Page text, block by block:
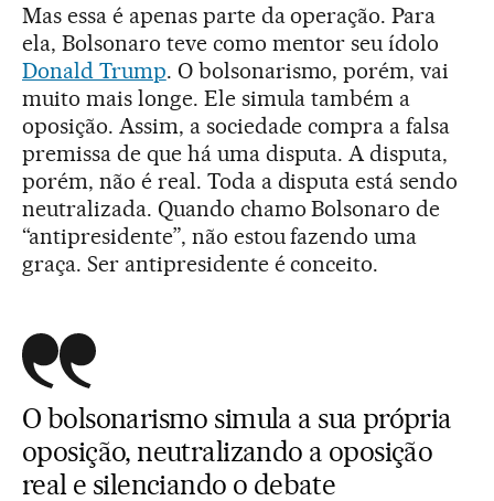
Mas essa é apenas parte da operação. Para
ela, Bolsonaro teve como mentor seu ídolo
Donald Trump. O bolsonarismo, porém, vai
muito mais longe. Ele simula também a
oposição. Assim, a sociedade compra a falsa
premissa de que há uma disputa. A disputa,
porém, não é real. Toda a disputa está sendo
neutralizada. Quando chamo Bolsonaro de
“antipresidente”, não estou fazendo uma
graça. Ser antipresidente é conceito.
O bolsonarismo simula a sua própria
oposição, neutralizando a oposição
real e silenciando o debate